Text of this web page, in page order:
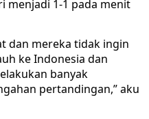
menjadi 1-1 pada menit
dan mereka tidak ingin
ke Indonesia dan
banyak
pertandingan,” aku